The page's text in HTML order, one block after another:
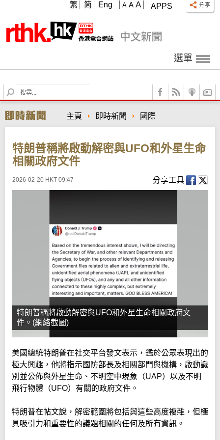
APPS
A A A
繁 简 Eng
選單
S
e
r
c
主頁 即時新聞 國際
特朗普稱將啟動解密與UFO和外星生命
相關政府文件
2026-02-20 HKT 09:47 分享工具
特朗普稱將啟動解密與UFO和外星生命相關政府文
件。(網絡截圖)
美國總統特朗普在社交平台發文表示，鑑於公眾表現出的
極大興趣，他將指示國防部長及相關部門與機構，啟動識
別並公佈與外星生命、不明空中現象（UAP）以及不明
飛行物體（UFO）有關的政府文件。
特朗普在帖文說，解密範圍將包括與這些高度複雜，但極
具吸引力和重要性的議題相關的任何及所有資訊。